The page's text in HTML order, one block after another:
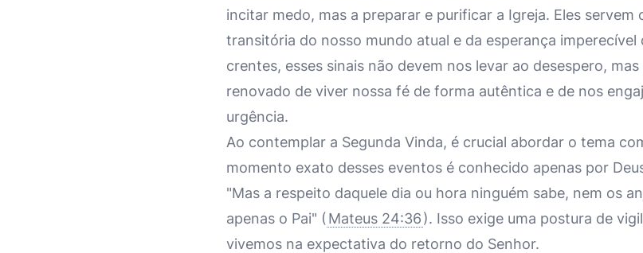
incitar medo, mas a preparar e purificar a Igreja. Eles
transitória do nosso mundo atual e da esperança
crentes, esses sinais não devem nos levar ao desespero,
renovado de viver nossa fé de forma autêntica e de nos
urgência.
Ao contemplar a Segunda Vinda, é crucial abordar o tema
momento exato desses eventos é conhecido apenas por
"Mas a respeito daquele dia ou hora ninguém sabe, nem os
apenas o Pai" ( Mateus 24:36). Isso exige uma postura de
vivemos na expectativa do retorno do Senhor.